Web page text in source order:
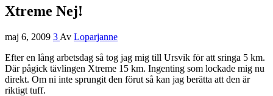
Xtreme Nej!
maj 6, 2009 3 Av Loparjanne
Efter en lång arbetsdag så tog jag mig till Ursvik för att sringa 5 km.
Där pågick tävlingen Xtreme 15 km. Ingenting som lockade mig nu
direkt. Om ni inte sprungit den förut så kan jag berätta att den är
riktigt tuff.